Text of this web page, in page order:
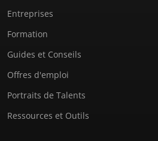
Entreprises
Formation
Guides et Conseils
Offres d'emploi
Portraits de Talents
Ressources et Outils